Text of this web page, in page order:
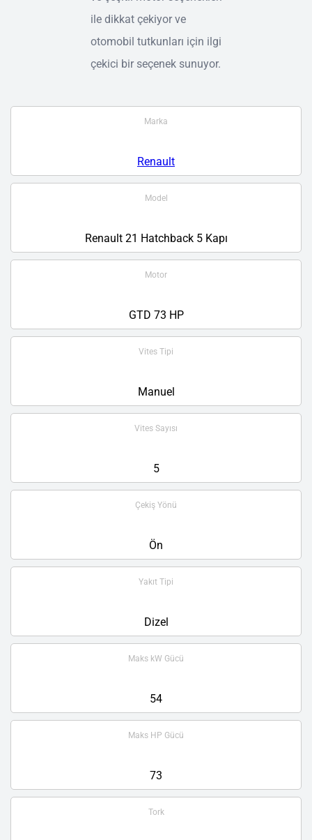
ile dikkat çekiyor ve
otomobil tutkunları için ilgi
çekici bir seçenek sunuyor.
Marka
Renault
Model
Renault 21 Hatchback 5 Kapı
Motor
GTD 73 HP
Vites Tipi
Manuel
Vites Sayısı
5
Çekiş Yönü
Ön
Yakıt Tipi
Dizel
Maks kW Gücü
54
Maks HP Gücü
73
Tork